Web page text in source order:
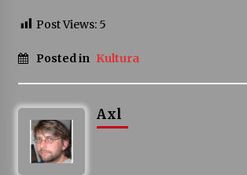
Post Views: 5
Posted in Kultura
Axl